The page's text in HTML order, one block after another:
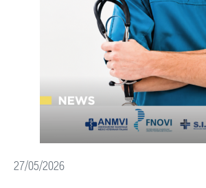
27/05/2026